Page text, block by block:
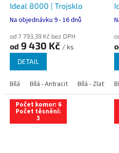
Ideal 8000 | Trojsklo
Na objednávku 9 - 16 dnů
od 7 793,39 Kč bez DPH
od 9 430 Kč / ks
DETAIL
Bílá Bílá - Antracit Bílá - Zlatý
Počet komor: 6
Počet těsnění:
3